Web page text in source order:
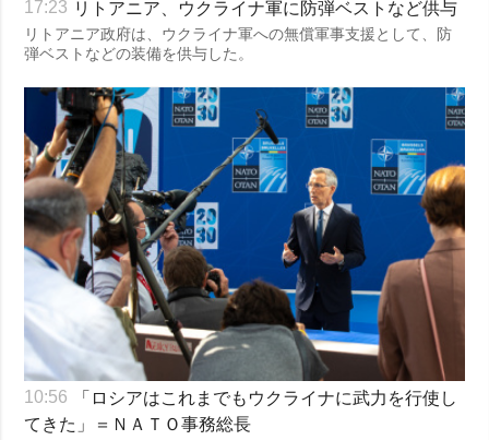
17:23 リトアニア、ウクライナ軍に防弾ベストなど供与
リトアニア政府は、ウクライナ軍への無償軍事支援として、防
弾ベストなどの装備を供与した。
10:56
「ロシアはこれまでもウクライナに武力を行使し
てきた」＝ＮＡＴＯ事務総長